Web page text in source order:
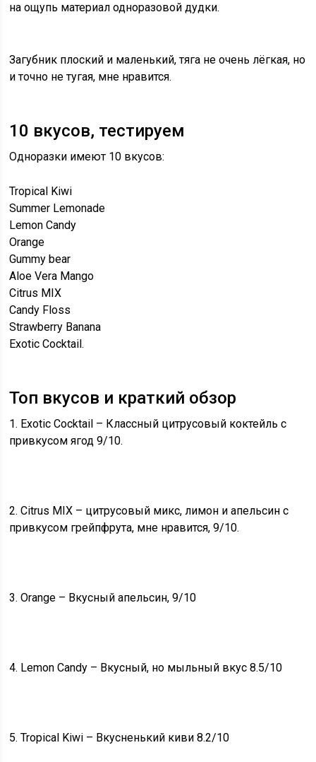
на ощупь материал одноразовой дудки.
Загубник плоский и маленький, тяга не очень лёгкая, но
и точно не тугая, мне нравится.
10 вкусов, тестируем
Одноразки имеют 10 вкусов:
Tropical Kiwi
Summer Lemonade
Lemon Candy
Orange
Gummy bear
Aloe Vera Mango
Citrus MIX
Candy Floss
Strawberry Banana
Exotic Cocktail.
Топ вкусов и краткий обзор
1. Exotic Cocktail – Классный цитрусовый коктейль с
привкусом ягод 9/10.
2. Citrus MIX – цитрусовый микс, лимон и апельсин с
привкусом грейпфрута, мне нравится, 9/10.
3. Orange – Вкусный апельсин, 9/10
4. Lemon Candy – Вкусный, но мыльный вкус 8.5/10
5. Tropical Kiwi – Вкусненький киви 8.2/10